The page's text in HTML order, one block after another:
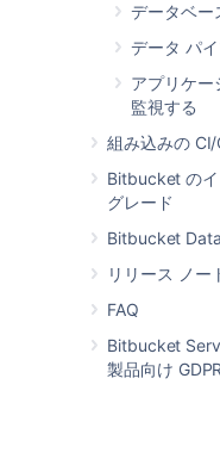
データベー
データ パ
アプリケー
監視する
組み込みの CI/
Bitbucket の
グレード
Bitbucket
リリース ノー
FAQ
Bitbucket
製品向け
性がある潜在的
Jira Software の
捗の確認の詳細
OAuth を
Cloud で
Jira Software
Data Center で
報を送信できる
ンチ、コミット
Software Cloud